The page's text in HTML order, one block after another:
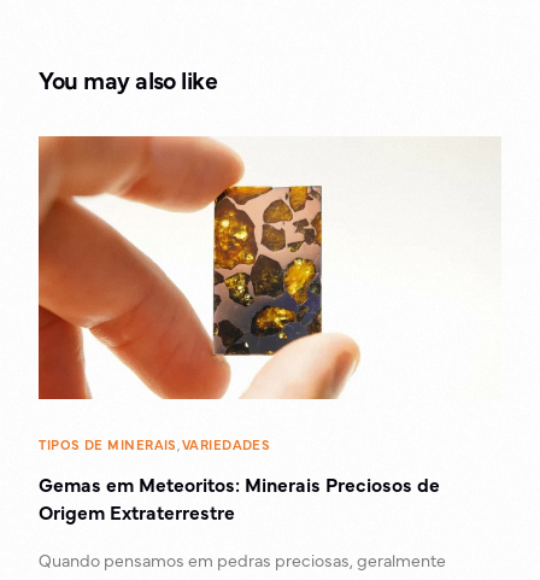
You may also like
TIPOS DE MINERAIS,VARIEDADES
Gemas em Meteoritos: Minerais Preciosos de
Origem Extraterrestre
Quando pensamos em pedras preciosas, geralmente